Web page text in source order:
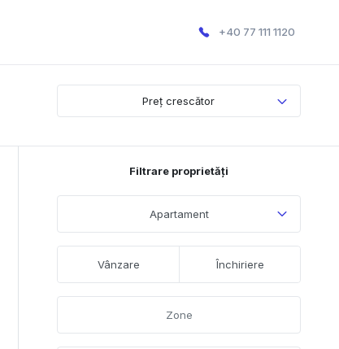
+40 77 111 1120
Preț crescător
Filtrare proprietăți
Apartament
Vânzare Închiriere